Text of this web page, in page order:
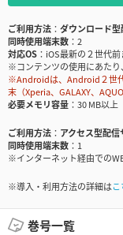
ご利用方法
ダウンロード型
同時使用端末数
2
対応OS
iOS最新の２世代
※コンテンツの使用にあた
※Androidは、Android２世
末（Xperia、GALAXY、
必要メモリ容量
30 MB以上
ご利用方法
アクセス型配信
同時使用端末数
1
※インターネット経由での
※導入・利用方法の詳細は
巻号一覧